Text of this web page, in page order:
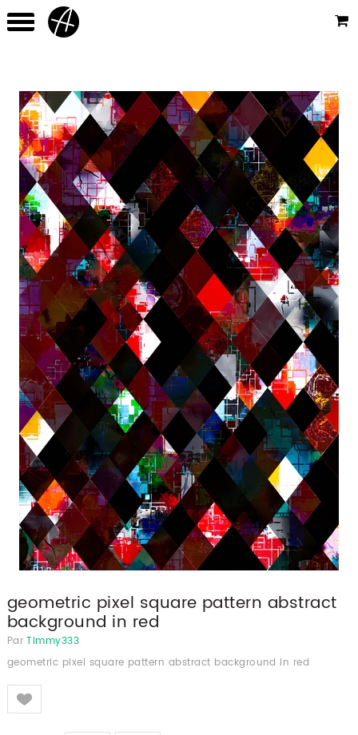
geometric pixel square pattern abstract
background in red
Par Timmy333
geometric pixel square pattern abstract background in red
Like